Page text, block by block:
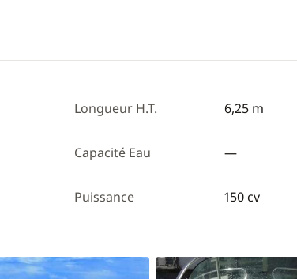
Longueur H.T. 6,25 m
Capacité Eau —
Puissance 150 cv